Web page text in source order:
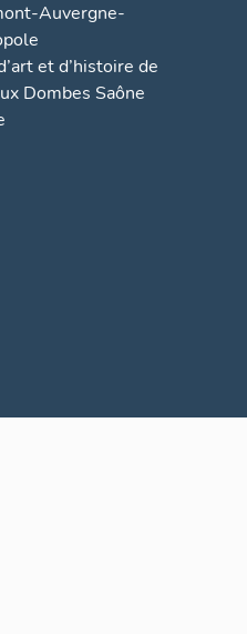
Auvergne-
et d’histoire de
Dombes Saône